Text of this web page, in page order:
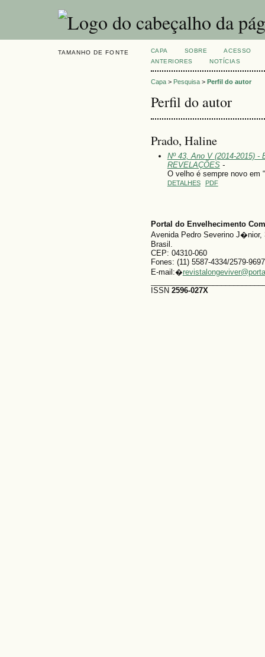
TAMANHO DE FONTE CAPA SOBRE
ACESSO
ANTERIORES
NOTÍCIAS
Capa> Pesquisa> Perfil do autor
Perfil do autor
Prado, Haline
Nº 43, Ano V (2014-2015) -
REVELAÇÕES-
O velho é sempre novo em
DETALHES PDF
Portal do Envelhecimento
Avenida Pedro Severino
Brasil.
CEP: 04310-060
Fones: (11) 5587-4334/2579-9697
E-mail:�
ISSN 2596-027X